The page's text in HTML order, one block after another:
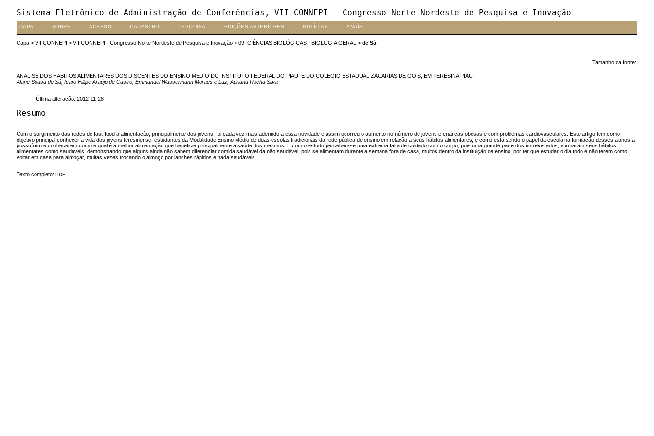
Sistema Eletrônico de Administração de Conferências, VII CONNEPI - Congresso Norte Nordeste de Pesquisa e Inovação
CAPA SOBRE ACESSO CADASTRO PESQUISA EDIÇÕES ANTERIORES NOTÍCIAS ANAIS
Capa> VII CONNEPI > VII CONNEPI - Congresso Norte Nordeste de Pesquisa e Inovação> 09. CIÊNCIAS BIOLÓGICAS - BIOLOGIA GERAL > de Sá
Tamanho da fonte:
ANÁLISE DOS HÁBITOS ALIMENTARES DOS DISCENTES DO ENSINO MÉDIO DO INSTITUTO FEDERAL DO PIAUÍ E DO COLÉGIO ESTADUAL ZACARIAS DE GÓIS, EM TERESINA PIAUÍ
Alane Sousa de Sá, Icaro Fillipe Araújo de Castro, Emmanuel Wassermann Moraes e Luz, Adriana Rocha Silva
Última alteração: 2012-11-28
Resumo
Com o surgimento das redes de fast-food a alimentação, principalmente dos jovens, foi cada vez mais aderindo a essa novidade e assim ocorreu o aumento no número de jovens e crianças obesas e com problemas cardiovasculares. Este artigo tem como
objetivo principal conhecer a vida dos jovens teresinense, estudantes da Modalidade Ensino Médio de duas escolas tradicionais da rede pública de ensino em relação a seus hábitos alimentares, e como está sendo o papel da escola na formação desses alunos a
possuírem e conhecerem como e qual é a melhor alimentação que beneficie principalmente a saúde dos mesmos. E com o estudo percebeu-se uma extrema falta de cuidado com o corpo, pois uma grande parte dos entrevistados, afirmaram seus hábitos
alimentares como saudáveis, demonstrando que alguns ainda não sabem diferenciar comida saudável da não saudável, pois se alimentam durante a semana fora de casa, muitos dentro da instituição de ensino, por ter que estudar o dia todo e não terem como
voltar em casa para almoçar, muitas vezes trocando o almoço por lanches rápidos e nada saudáveis.
Texto completo: PDF